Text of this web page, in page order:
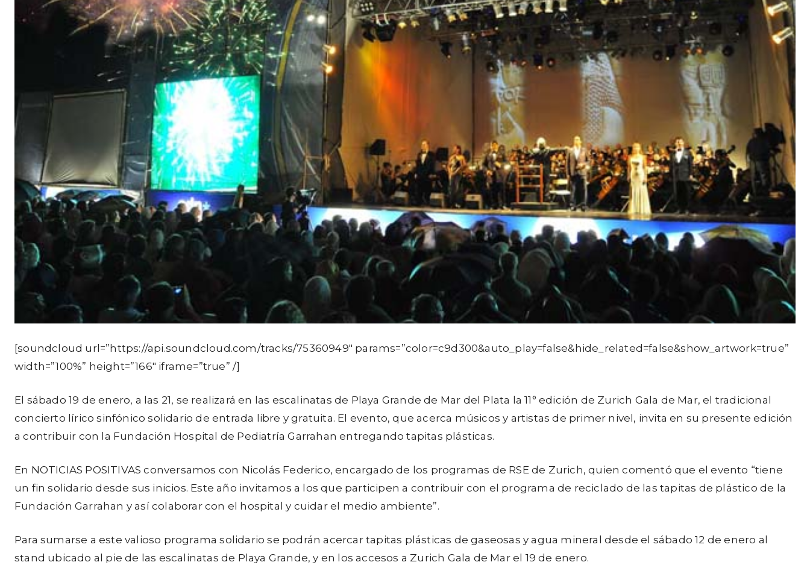
[soundcloud url=”https://api.soundcloud.com/tracks/75360949″ params=”color=c9d300&auto_play=false&hide_related=false&show_artwork=true”
width=”100%” height=”166″ iframe=”true” /]
El sábado 19 de enero, a las 21, se realizará en las escalinatas de Playa Grande de Mar del Plata la 11° edición de Zurich Gala de Mar, el tradicional
concierto lírico sinfónico solidario de entrada libre y gratuita. El evento, que acerca músicos y artistas de primer nivel, invita en su presente edición
a contribuir con la Fundación Hospital de Pediatría Garrahan entregando tapitas plásticas.
En NOTICIAS POSITIVAS conversamos con Nicolás Federico, encargado de los programas de RSE de Zurich, quien comentó que el evento “tiene
un fin solidario desde sus inicios. Este año invitamos a los que participen a contribuir con el programa de reciclado de las tapitas de plástico de la
Fundación Garrahan y así colaborar con el hospital y cuidar el medio ambiente”.
Para sumarse a este valioso programa solidario se podrán acercar tapitas plásticas de gaseosas y agua mineral desde el sábado 12 de enero al
stand ubicado al pie de las escalinatas de Playa Grande, y en los accesos a Zurich Gala de Mar el 19 de enero.